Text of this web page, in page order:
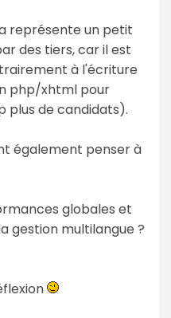
représente un petit
des tiers, car il est
à l'écriture
php/xhtml pour
plus de candidats).
également penser à
globales et
gestion multilangue ?